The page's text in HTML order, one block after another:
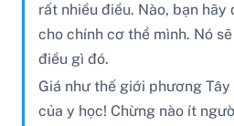
rất nhiều điều. Nào, bạn hãy
cho chính cơ thể mình. Nó
điều gì đó.
Giá như thế giới phương
của y học! Chừng nào ít